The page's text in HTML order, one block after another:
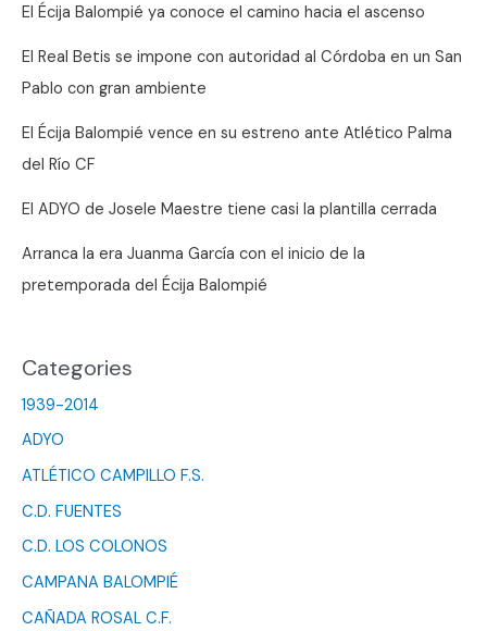
El Écija Balompié ya conoce el camino hacia el ascenso
El Real Betis se impone con autoridad al Córdoba en un San
Pablo con gran ambiente
El Écija Balompié vence en su estreno ante Atlético Palma
del Río CF
El ADYO de Josele Maestre tiene casi la plantilla cerrada
Arranca la era Juanma García con el inicio de la
pretemporada del Écija Balompié
Categories
1939-2014
ADYO
ATLÉTICO CAMPILLO F.S.
C.D. FUENTES
C.D. LOS COLONOS
CAMPANA BALOMPIÉ
CAÑADA ROSAL C.F.